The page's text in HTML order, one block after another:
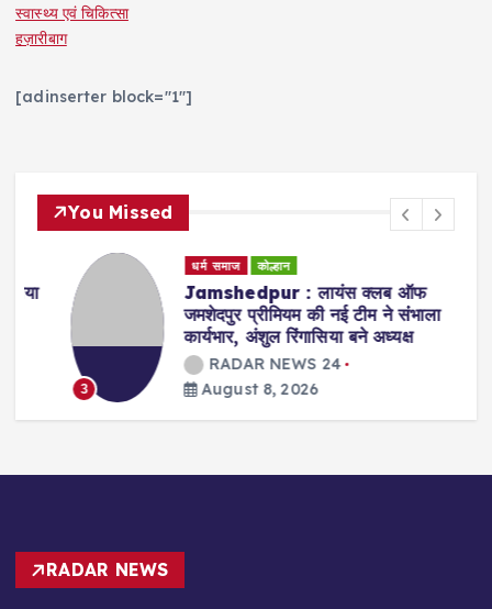
स्वास्थ्य एवं चिकित्सा
हज़ारीबाग
[adinserter block="1"]
You Missed
धर्म समाज कोल्हान
Jamshedpur : लायंस क्लब ऑफ
जमशेदपुर प्रीमियम की नई टीम ने संभाला
कार्यभार, अंशुल रिंगासिया बने अध्यक्ष
RADAR NEWS 24
August 8, 2026
RADAR NEWS